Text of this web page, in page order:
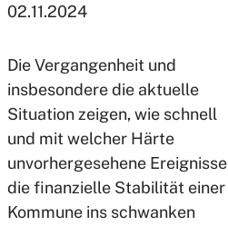
02.11.2024
Die Vergangenheit und
insbesondere die aktuelle
Situation zeigen, wie schnell
und mit welcher Härte
unvorhergesehene Ereignisse
die finanzielle Stabilität einer
Kommune ins schwanken